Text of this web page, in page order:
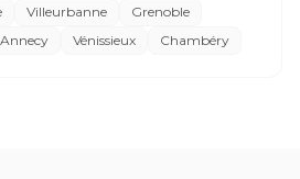
Villeurbanne
Grenoble
Annecy Vénissieux Chambéry